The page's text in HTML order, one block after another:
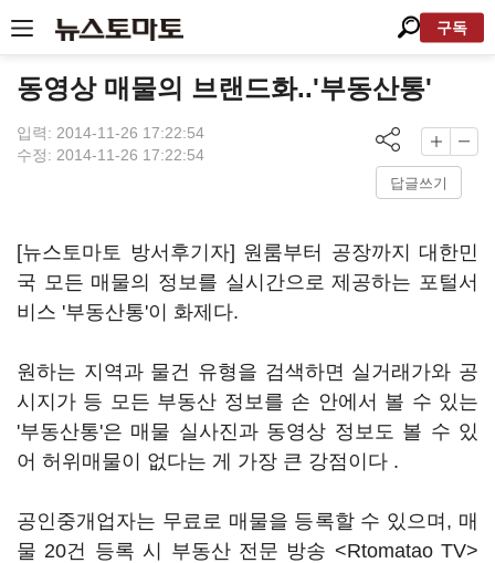
구독
동영상 매물의 브랜드화..'부동산통'
입력: 2014-11-26 17:22:54
수정: 2014-11-26 17:22:54
답글쓰기
[뉴스토마토 방서후기자] 원룸부터 공장까지 대한민
국 모든 매물의 정보를 실시간으로 제공하는 포털서
비스 '부동산통'이 화제다.
원하는 지역과 물건 유형을 검색하면 실거래가와 공
시지가 등 모든 부동산 정보를 손 안에서 볼 수 있는
'부동산통'은 매물 실사진과 동영상 정보도 볼 수 있
어 허위매물이 없다는 게 가장 큰 강점이다 .
공인중개업자는 무료로 매물을 등록할 수 있으며, 매
물 20건 등록 시 부동산 전문 방송 <Rtomatao TV>